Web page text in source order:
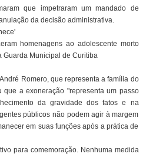
que impetraram um mandado de
da decisão administrativa.
homenagens ao adolescente morto
Guarda Municipal de Curitiba
Romero, que representa a família do
que a exoneração "representa um passo
da gravidade dos fatos e na
públicos não podem agir à margem
em suas funções após a prática de
para comemoração. Nenhuma medida